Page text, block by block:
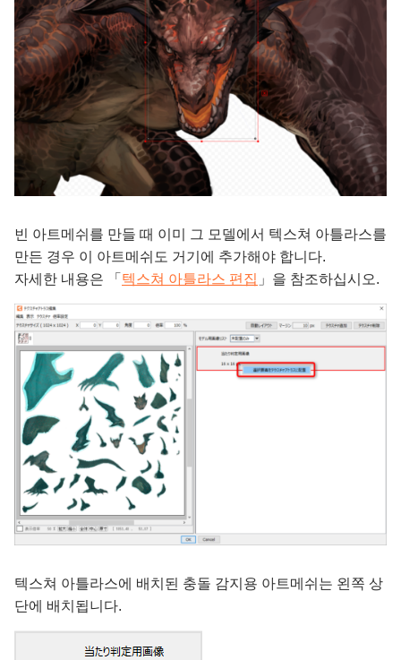
빈 아트메쉬를 만들 때 이미 그 모델에서 텍스쳐 아틀라스를
만든 경우 이 아트메쉬도 거기에 추가해야 합니다.
자세한 내용은 「 텍스쳐 아틀라스 편집 」을 참조하십시오.
텍스쳐 아틀라스에 배치된 충돌 감지용 아트메쉬는 왼쪽 상
단에 배치됩니다.